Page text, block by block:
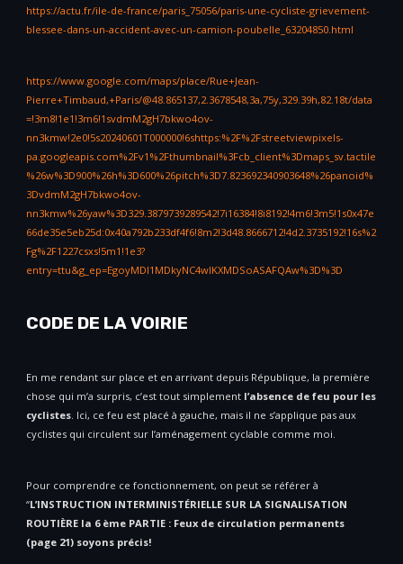
https://actu.fr/ile-de-france/paris_75056/paris-une-cycliste-grievement-
blessee-dans-un-accident-avec-un-camion-poubelle_63204850.html
https://www.google.com/maps/place/Rue+Jean-
Pierre+Timbaud,+Paris/@48.865137,2.3678548,3a,75y,329.39h,82.18t/data
=!3m8!1e1!3m6!1svdmM2gH7bkwo4ov-
nn3kmw!2e0!5s20240601T000000!6shttps:%2F%2Fstreetviewpixels-
pa.googleapis.com%2Fv1%2Fthumbnail%3Fcb_client%3Dmaps_sv.tactile
%26w%3D900%26h%3D600%26pitch%3D7.823692340903648%26panoid%
3DvdmM2gH7bkwo4ov-
nn3kmw%26yaw%3D329.3879739289542!7i16384!8i8192!4m6!3m5!1s0x47e
66de35e5eb25d:0x40a792b233df4f6!8m2!3d48.8666712!4d2.3735192!16s%2
Fg%2F1227csxs!5m1!1e3?
entry=ttu&g_ep=EgoyMDI1MDkyNC4wIKXMDSoASAFQAw%3D%3D
CODE DE LA VOIRIE
En me rendant sur place et en arrivant depuis République, la première
chose qui m’a surpris, c’est tout simplement l’absence de feu pour les
cyclistes. Ici, ce feu est placé à gauche, mais il ne s’applique pas aux
cyclistes qui circulent sur l’aménagement cyclable comme moi.
Pour comprendre ce fonctionnement, on peut se référer à
“L’INSTRUCTION INTERMINISTÉRIELLE SUR LA SIGNALISATION
ROUTIÈRE la 6 ème PARTIE : Feux de circulation permanents
(page 21) soyons précis!